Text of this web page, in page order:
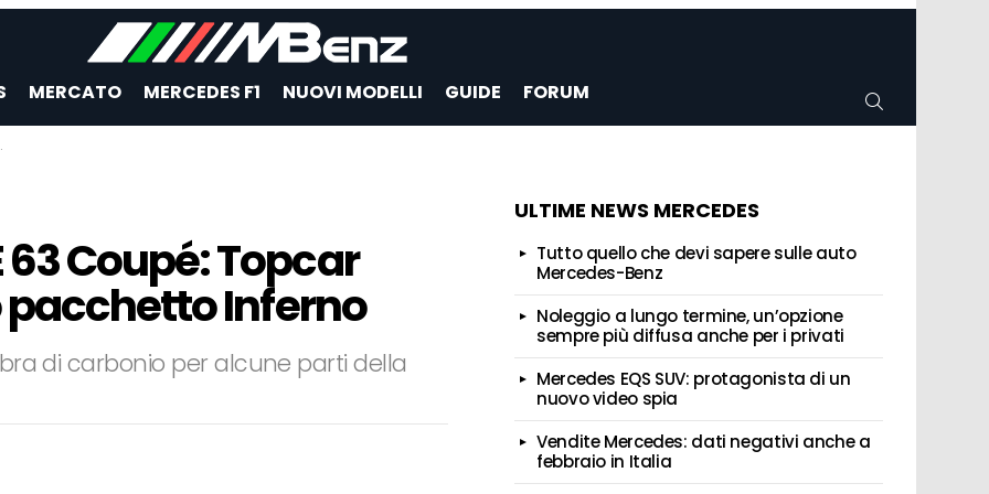
MERCATO MERCEDES F1 NUOVI MODELLI GUIDE FORUM
Coupé: Topcar
Inferno
di carbonio per alcune parti della
ULTIME NEWS MERCEDES
Tutto quello che devi sapere sulle auto
Mercedes-Benz
Noleggio a lungo termine, un’opzione
sempre più diffusa anche per i privati
Mercedes EQS SUV: protagonista di un
nuovo video spia
Vendite Mercedes: dati negativi anche a
febbraio in Italia